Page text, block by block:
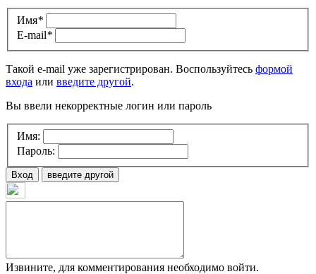
Имя*
E-mail*
Такой e-mail уже зарегистрирован. Воспользуйтесь формой
входа или введите другой.
Вы ввели некорректные логин или пароль
Имя:
Пароль:
Вход введите другой
Извините, для комментирования необходимо войти.